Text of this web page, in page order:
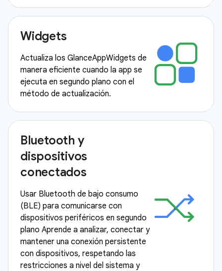
Widgets
Actualiza los GlanceAppWidgets de
manera eficiente cuando la app se
ejecuta en segundo plano con el
método de actualización.
Bluetooth y
dispositivos
conectados
Usar Bluetooth de bajo consumo
(BLE) para comunicarse con
dispositivos periféricos en segundo
plano Aprende a analizar, conectar y
mantener una conexión persistente
con dispositivos, respetando las
restricciones a nivel del sistema y